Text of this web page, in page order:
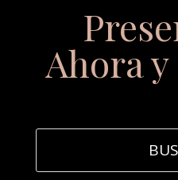
Ahora